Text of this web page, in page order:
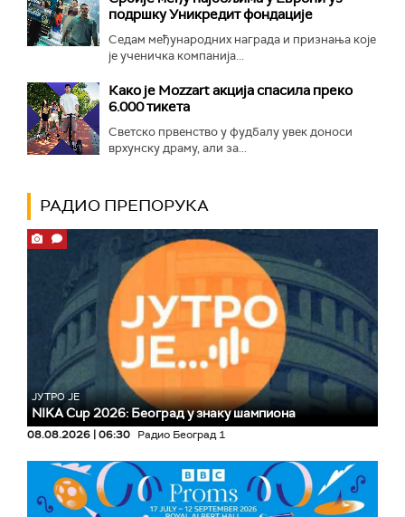
подршку Уникредит фондације
Седам међународних награда и признања које
је ученичка компанија...
Како је Mozzart акција спасила преко
6.000 тикета
Светско првенство у фудбалу увек доноси
врхунску драму, али за...
РАДИО ПРЕПОРУКА
ЈУТРО ЈЕ
NIKA Cup 2026: Београд у знаку шампиона
08.08.2026 | 06:30 Радио Београд 1